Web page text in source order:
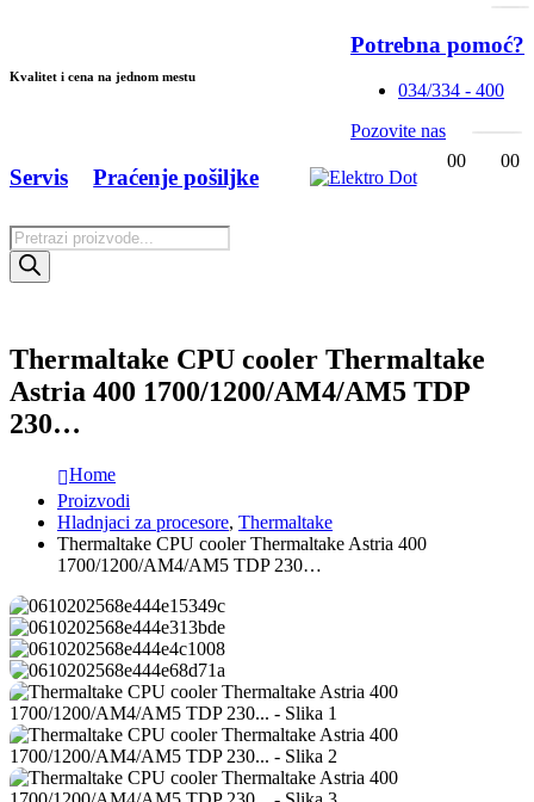
Kvalitet i cena na jednom mestu
Potrebna pomoć?
034/334 - 400
Pozovite nas
Products
search
Servis Praćenje pošiljke
00 00
Thermaltake CPU cooler Thermaltake
Astria 400 1700/1200/AM4/AM5 TDP
230…
Home
Proizvodi
Hladnjaci za procesore, Thermaltake
Thermaltake CPU cooler Thermaltake Astria 400
1700/1200/AM4/AM5 TDP 230…